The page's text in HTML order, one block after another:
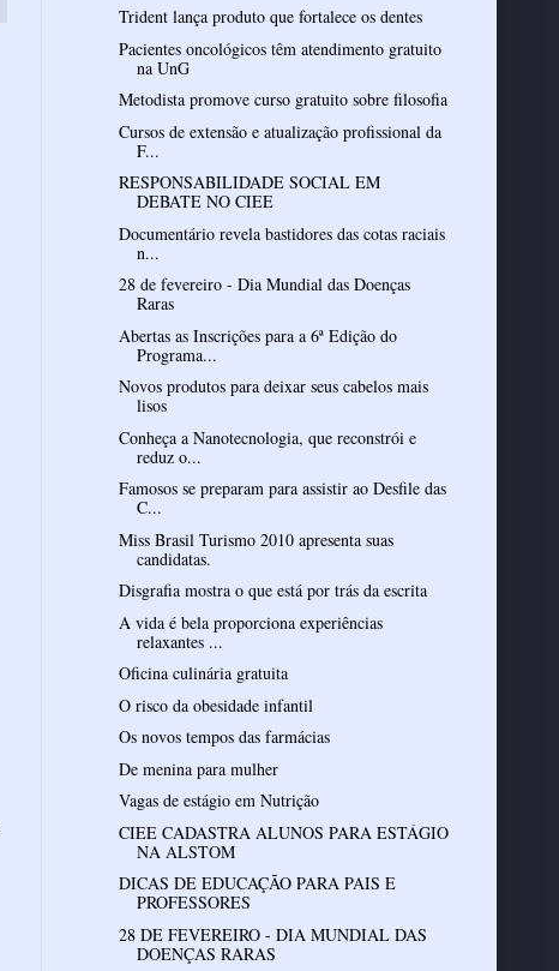
Trident lança produto que fortalece os dentes
Pacientes oncológicos têm atendimento gratuito
na UnG
Metodista promove curso gratuito sobre filosofia
Cursos de extensão e atualização profissional da
F...
RESPONSABILIDADE SOCIAL EM
DEBATE NO CIEE
Documentário revela bastidores das cotas raciais
n...
28 de fevereiro - Dia Mundial das Doenças
Raras
Abertas as Inscrições para a 6ª Edição do
Programa...
Novos produtos para deixar seus cabelos mais
lisos
Conheça a Nanotecnologia, que reconstrói e
reduz o...
Famosos se preparam para assistir ao Desfile das
C...
Miss Brasil Turismo 2010 apresenta suas
candidatas.
Disgrafia mostra o que está por trás da escrita
A vida é bela proporciona experiências
relaxantes ...
Oficina culinária gratuita
O risco da obesidade infantil
Os novos tempos das farmácias
De menina para mulher
Vagas de estágio em Nutrição
CIEE CADASTRA ALUNOS PARA ESTÁGIO
NA ALSTOM
DICAS DE EDUCAÇÃO PARA PAIS E
PROFESSORES
28 DE FEVEREIRO - DIA MUNDIAL DAS
DOENÇAS RARAS